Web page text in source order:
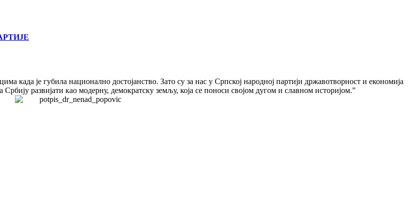
када је губила национално достојанство. Зато су за нас у Српској народној партији државотворност и економија
развијати као модерну, демократску земљу, која се поноси својом дугом и славном историјом.”